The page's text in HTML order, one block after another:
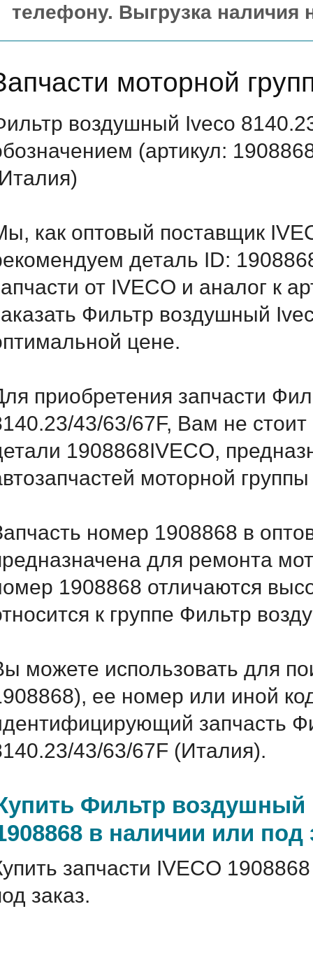
телефону. Выгрузка наличия
моторной
воздушный Iveco
(артикул:
как оптовый поставщик
деталь ID:
от IVECO и аналог к
Фильтр воздушный
цене.
приобретения запчасти
43/63/67F, Вам не
1908868IVECO,
моторной
номер 1908868 в
для ремонта
1908868 отличаются
к группе Фильтр
можете использовать для
ее номер или иной
запчасть
43/63/67F (Италия).
Фильтр воздушный
в наличии или под
запчасти IVECO
заказ.